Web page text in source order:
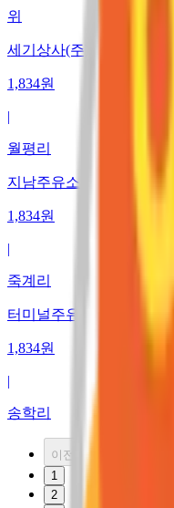
위
세기상사(주) 고성IC주유소
1,834원
|
월평리
지남주유소
1,834원
|
죽계리
터미널주유소
1,834원
|
송학리
이전
1
2